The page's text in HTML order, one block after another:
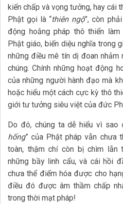
kiến chấp và vọng tưởng, hay cái
Phật gọi là “thiên ngộ”, còn
động hoằng pháp thô thiển
Phật giáo, biến diệu nghĩa trong
những điều mê tín dị đoan nhảm
chúng. Chính những hoạt động
của những người hành đạo mà
hoặc hiểu một cách cực kỳ thô
giới tư tưởng siêu việt của đức
Do đó, chúng ta dễ hiểu vì sao
hống” của Phật pháp vẫn chưa
toàn, thậm chí còn bị chìm lẫn
những bầy linh cẩu, và cái hồi
chưa thể điểm hóa được cho
điều đó được âm thầm chấp
trong thời mạt pháp!